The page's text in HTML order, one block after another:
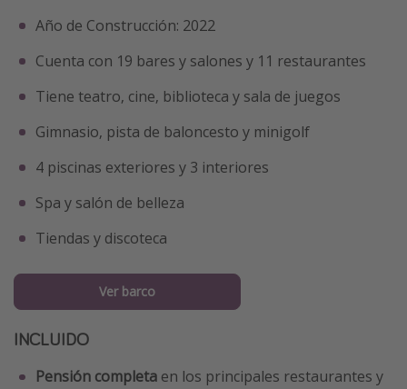
Año de Construcción: 2022
Cuenta con 19 bares y salones y 11 restaurantes
Tiene teatro, cine, biblioteca y sala de juegos
Gimnasio, pista de baloncesto y minigolf
4 piscinas exteriores y 3 interiores
Spa y salón de belleza
Tiendas y discoteca
Ver barco
INCLUIDO
Pensión completa en los principales restaurantes y